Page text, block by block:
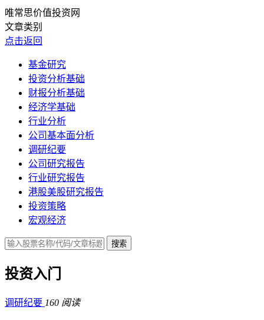
唯常思价值投资网
文章类别
点击返回
基金研究
投资分析基础
财报分析基础
经济学基础
行业分析
公司基本面分析
调研纪要
公司研究报告
行业研究报告
港股美股研究报告
投资策略
宏观经济
投资入门
调研纪要 160 阅读